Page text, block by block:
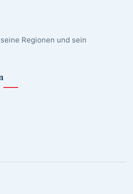
Regionen und sein